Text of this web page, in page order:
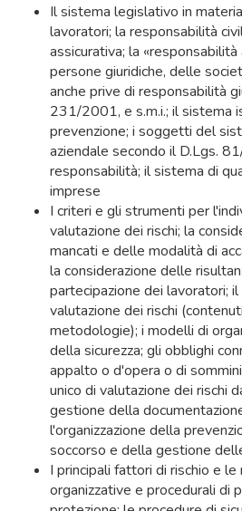
Il sistema legislativo in
lavoratori; la responsabilità
assicurativa; la
persone giuridiche, delle
anche prive di responsabilità
231/2001, e s.m.i.; il sistema
prevenzione; i soggetti del
aziendale secondo il D.Lgs.
responsabilità; il sistema di
imprese
I criteri e gli strumenti per
valutazione dei rischi; la
mancati e delle modalità di
la considerazione delle
partecipazione dei lavoratori;
valutazione dei rischi
metodologie); i modelli di
della sicurezza; gli obblighi
appalto o d'opera o di
unico di valutazione dei rischi
gestione della
l'organizzazione della
soccorso e della gestione
I principali fattori di rischio e
organizzative e procedurali di